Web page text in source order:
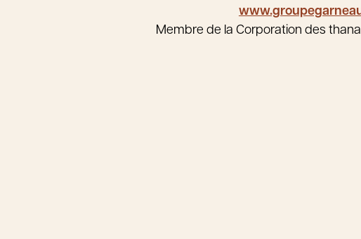
Membre de la Corporation des